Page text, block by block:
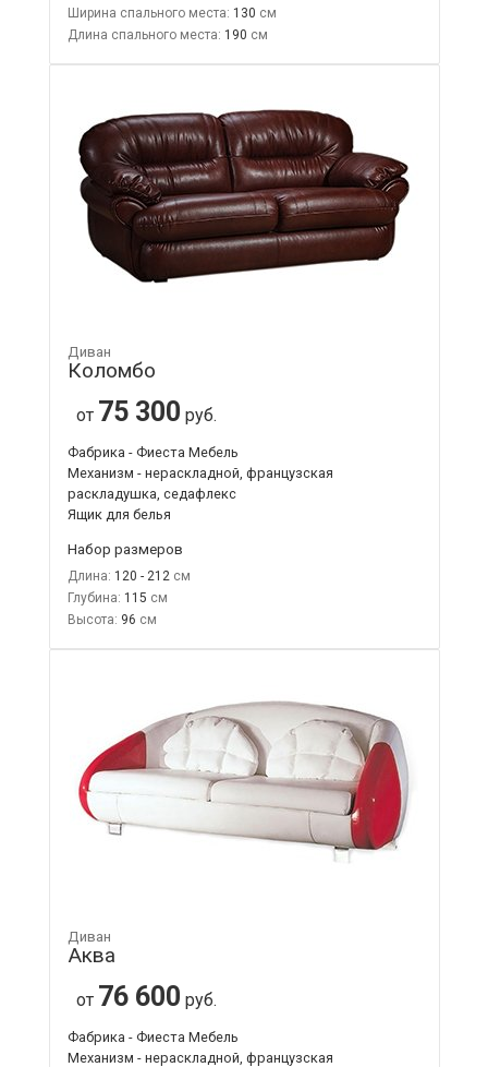
Ширина спального места: 130
Длина спального места: 190
Диван
Коломбо
от 75 300 руб.
Фабрика - Фиеста Мебель
Механизм - нераскладной, французская
раскладушка, седафлекс
Ящик для белья
Набор размеров
Длина: 120 - 212
Глубина: 115
Высота: 96
Диван
Аква
от 76 600 руб.
Фабрика - Фиеста Мебель
Механизм - нераскладной, французская